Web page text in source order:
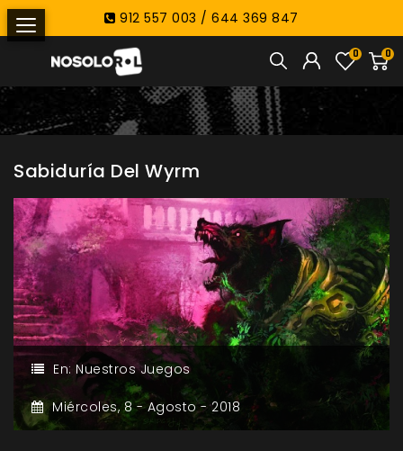
912 557 003 / 644 369 847
0
0
Sabiduría Del Wyrm
En: Nuestros Juegos
Miércoles,8 -Agosto -2018